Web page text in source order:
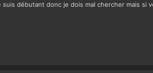
débutant donc je dois mal chercher mais si